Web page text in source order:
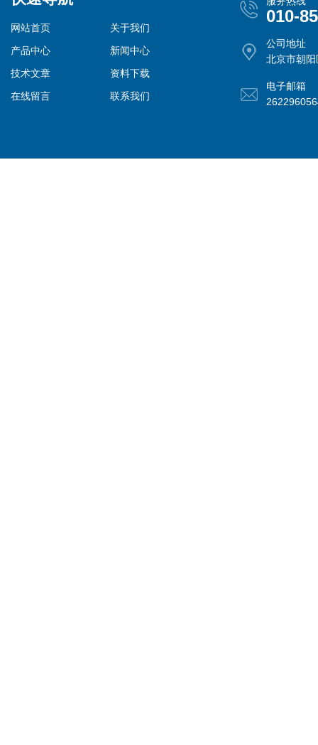
网站首页
关于我们
产品中心
新闻中心
技术文章
资料下载
在线留言
联系我们
010-
公司地址
北京市朝
电子邮箱